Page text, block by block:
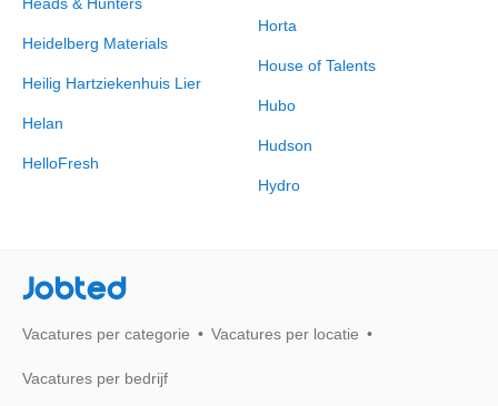
Heidelberg Materials
Heilig Hartziekenhuis Lier
Helan
HelloFresh
Horta
House of Talents
Hubo
Hudson
Hydro
Jobted
Vacatures per categorie Vacatures per locatie
Vacatures per bedrijf